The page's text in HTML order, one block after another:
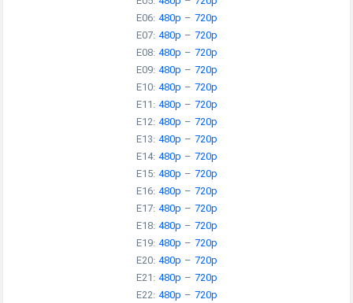
E06:480p – 720p
E07:480p – 720p
E08:480p – 720p
E09:480p – 720p
E10:480p – 720p
E11:480p – 720p
E12:480p – 720p
E13:480p – 720p
E14:480p – 720p
E15:480p – 720p
E16:480p – 720p
E17:480p – 720p
E18:480p – 720p
E19:480p – 720p
E20:480p – 720p
E21:480p – 720p
E22:480p – 720p